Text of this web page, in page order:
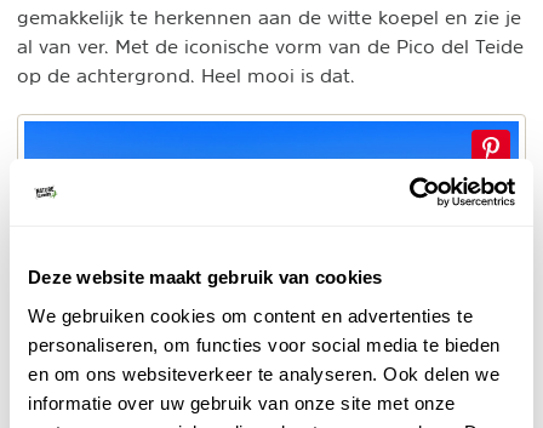
Deze website maakt gebruik van cookies
We gebruiken cookies om content en advertenties te
personaliseren, om functies voor social media te bieden
en om ons websiteverkeer te analyseren. Ook delen we
informatie over uw gebruik van onze site met onze
gemakkelijk te herkennen aan de witte koepel en zie je
al van ver. Met de iconische vorm van de Pico del Teide
op de achtergrond. Heel mooi is dat.